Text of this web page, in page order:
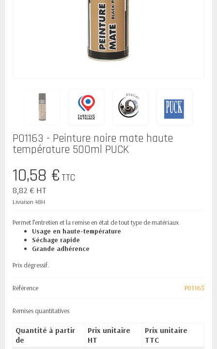
P01163 - Peinture noire mate haute
température 500ml PUCK
10,58 €TTC
8,82 € HT
Livraison 48H
Permet l’entretien et la remise en état de tout type de matériaux
Usage en haute-température
Séchage rapide
Grande adhérence
Prix dégressif.
Référence P01163
Remises quantitatives
Quantité à partir
de
Prix unitaire
HT
Prix unitaire
TTC